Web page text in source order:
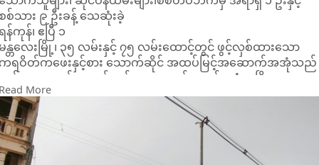
စ်သား ၉ ဦးခန့် သေဆုံးခဲ့
န်ကုန်၊ ဧပြီ ၁
န္တလေးမြို့၊ ၃၅ လမ်းနှင့် ၇၅ လမ်းထောင့်တွင် ဖွင့်လှစ်ထားသော
ရဝိတ်ကဖေးနှင့်စား သောက်ဆိုင် အထပ်မြင့်အဆောက်အအုံသည်
တ်လ ၂၈ ရက်နေ့ လှုပ်ခတ်သော ငလျင်အတွင်း လုံး၀ ပြိုကျမှု
ြစ်ပွားခဲ့ရာ စားသောက်သူများ၊ ဆိုင်ဝန်ထမ်းများနှင့်အတူ စစ်တပ်
က်မှ အရာရှိ ၁ ဦးနှင့် စစ်သား ၉ ဦးခန့် သေဆုံးခဲ့ကြောင်း သိရှိရ
ည်။
တ်လ ၂၈ ရက်နေ့ မွန်းလွဲ ၁၂ နာရီ ၅၂ မိနစ်အချိန် ပြင်းအား ၇
သမ ၇ အဆင့်ရှိ ငလျင်ကြီး လှုပ်ခတ်ခဲ့သော ကြောင့် မန္တလေးမြို့၊
More